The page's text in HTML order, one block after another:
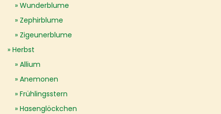
Wunderblume
Zephirblume
Zigeunerblume
Herbst
Allium
Anemonen
Frühlingsstern
Hasenglöckchen